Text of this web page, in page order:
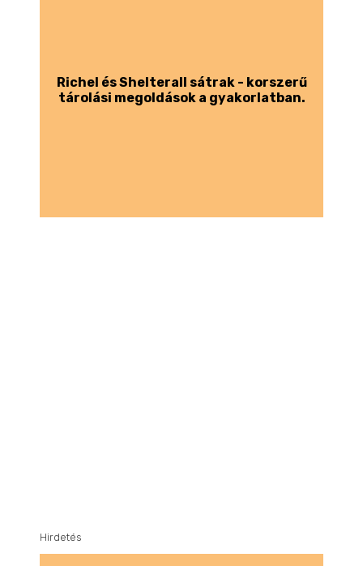
Richel és Shelterall sátrak - korszerű
tárolási megoldások a gyakorlatban.
Hirdetés